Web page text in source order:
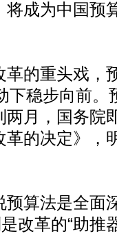
成为中国预
的重头戏，
下稳步向前。
月，国务院
革的决定》，
算法是全面
改革的“助推